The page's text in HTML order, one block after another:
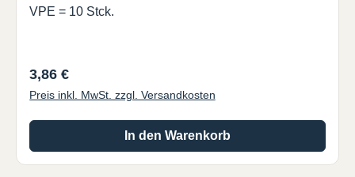
VPE = 10 Stck.
Regulärer Preis:
3,86 €
Preis inkl. MwSt. zzgl. Versandkosten
In den Warenkorb